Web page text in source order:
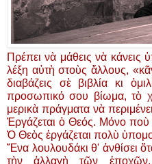
Πρέπει νὰ μάθεις νὰ
λέξη αὐτὴ στοὺς ἄλλους,
διαβάζεις σὲ βιβλία κι
προσωπικό σου βίωμα, τὸ
μερικὰ πράγματα νὰ
Ἐργάζεται ὁ Θεός. Μόνο ποὺ
Ὁ Θεὸς ἐργάζεται πολὺ
Ἕνα λουλουδάκι θ' ἀνθίσει
τὴν ἀλλαγὴ τῶν